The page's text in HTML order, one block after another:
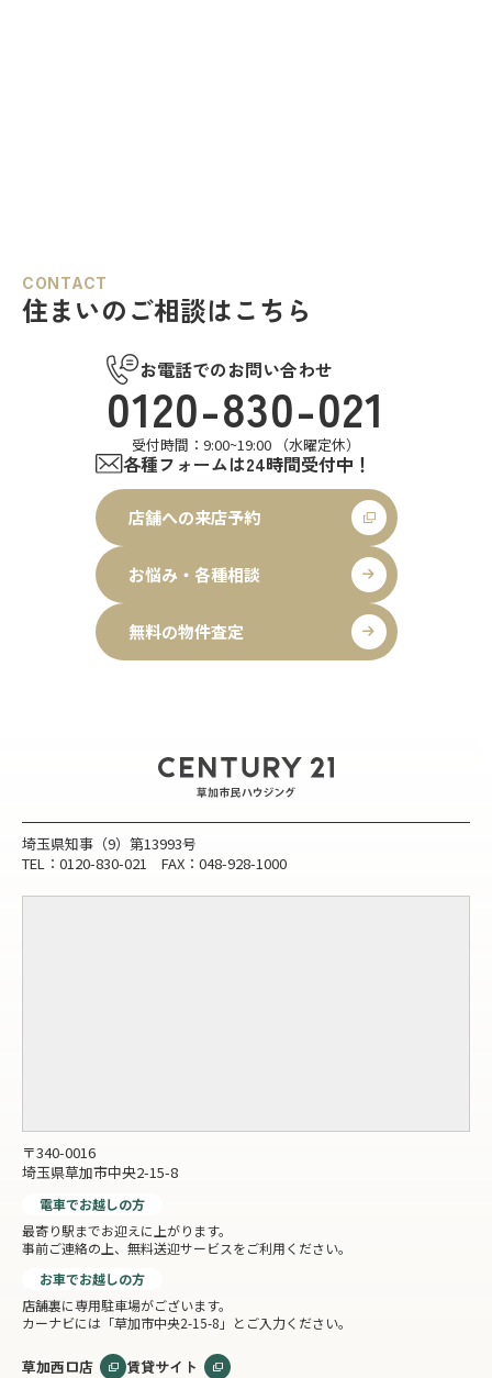
CONTACT
住まいのご相談はこちら
お電話でのお問い合わせ
0120-830-021
受付時間：9:00~19:00 （水曜定休）
各種フォームは24時間受付中！
店舗への来店予約
お悩み・各種相談
無料の物件査定
埼玉県知事（9）第13993号
TEL：0120-830-021 FAX：048-928-1000
〒340-0016
埼玉県草加市中央2-15-8
電車でお越しの方
最寄り駅までお迎えに上がります。
事前ご連絡の上、無料送迎サービスをご利用ください。
お車でお越しの方
店舗裏に専用駐車場がございます。
カーナビには「草加市中央2-15-8」とご入力ください。
草加西口店 賃貸サイト